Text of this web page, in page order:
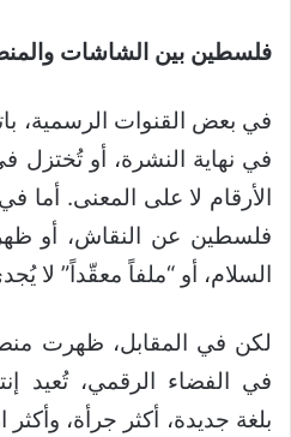
فلسطين بين الشاشات
في بعض القنوات الرسمية،
في نهاية النشرة، أو تُختزل
الأرقام لا على المعنى. أما
فلسطين عن النقاش، أو
السلام، أو “ملفاً معقّداً” لا
لكن في المقابل، ظهرت
في الفضاء الرقمي، تُعيد
بلغة جديدة، أكثر جرأة،